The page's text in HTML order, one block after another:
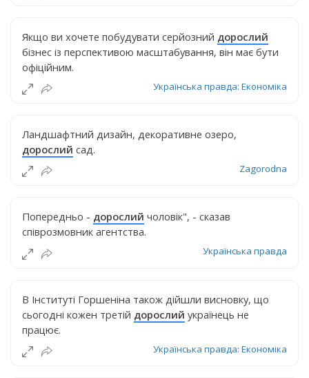
Якщо ви хочете побудувати серйозний дорослий
бізнес із перспективою масштабування, він має бути
офіційним.
Українська правда: Економіка
Ландшафтний дизайн, декоративне озеро,
дорослий сад.
Zagorodna
Попередньо - дорослий чоловік", - сказав
співрозмовник агентства.
Українська правда
В Інституті Горшеніна також дійшли висновку, що
сьогодні кожен третій дорослий українець не
працює.
Українська правда: Економіка